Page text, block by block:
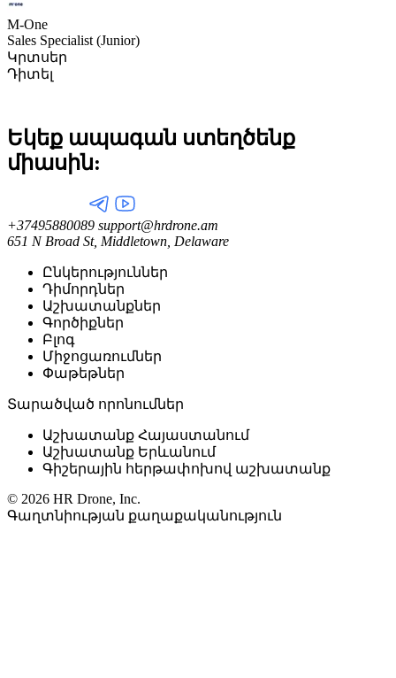
M-One
Sales Specialist (Junior)
Կրտսեր
Դիտել
Եկեք ապագան ստեղծենք
միասին:
+37495880089 support@hrdrone.am
651 N Broad St, Middletown, Delaware
Ընկերություններ
Դիմորդներ
Աշխատանքներ
Գործիքներ
Բլոգ
Միջոցառումներ
Փաթեթներ
Տարածված որոնումներ
Աշխատանք Հայաստանում
Աշխատանք Երևանում
Գիշերային հերթափոխով աշխատանք
© 2026 HR Drone, Inc.
Գաղտնիության քաղաքականություն